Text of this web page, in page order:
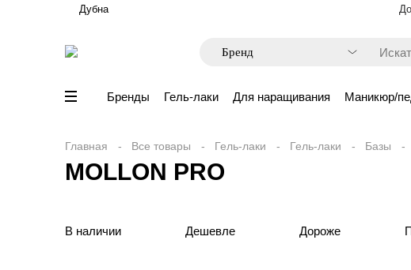
Дубна
Бренды Гель-лаки Для наращивания Маникюр/
Главная Все товары Гель-лаки Гель-лаки Базы
MOLLON PRO
В наличии Дешевле Дороже